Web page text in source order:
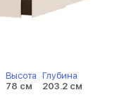
Высота
78 см
Глубина
203.2 см